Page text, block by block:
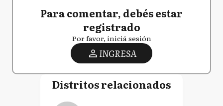
Para comentar, debés estar
registrado
Por favor, iniciá sesión
INGRESA
Distritos relacionados